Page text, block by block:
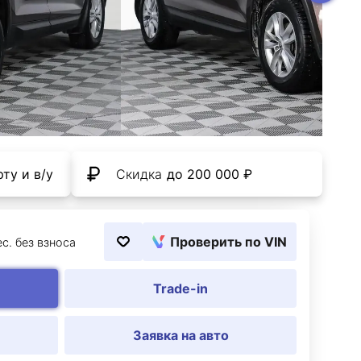
и в/у Скидка до 200 000 ₽
без взноса Проверить по VIN
Trade-in
Заявка на авто